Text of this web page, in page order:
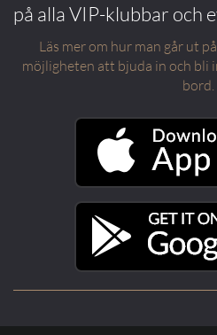
på alla VIP-klubbar och
Läs mer om hur man går ut
möjligheten att bjuda in och bli
bord.